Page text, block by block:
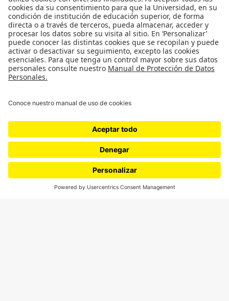
Medio ambiente
Medios y periodismo
Ciudad
Movilización social
¿Quiénes somos?
Ediciones especiales
SÍGUENOS